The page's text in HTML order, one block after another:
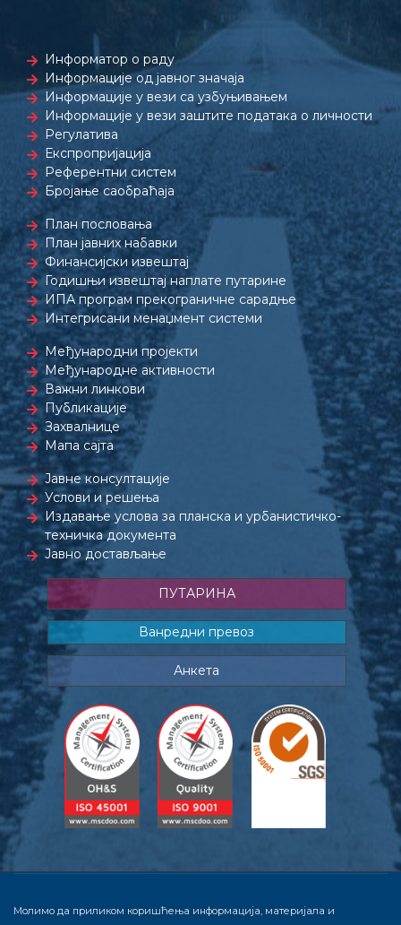
Информатор о раду
Информације од јавног значаја
Информације у вези са узбуњивањем
Информације у вези заштите података о личности
Регулатива
Експропријација
Референтни систем
Бројање саобраћаја
План пословања
План јавних набавки
Финансијски извештај
Годишњи извештај наплате путарине
ИПА програм прекограничне сарадње
Интегрисани менаџмент системи
Међународни пројекти
Међународне активности
Важни линкови
Публикације
Захвалнице
Мапа сајта
Јавне консултације
Услови и решења
Издавање услова за планска и урбанистичко-
техничка документа
Јавно достављање
ПУТАРИНА
Ванредни превоз
Анкета
Молимо да приликом коришћења информација, материјала и